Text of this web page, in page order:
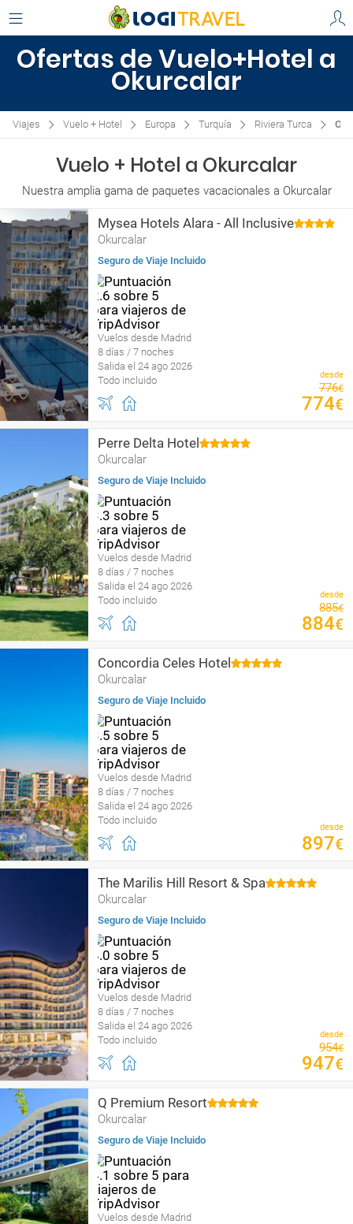
Ofertas de Vuelo+Hotel a
Okurcalar
Viajes Vuelo + Hotel Europa Turquía Riviera Turca
Vuelo + Hotel a Okurcalar
Nuestra amplia gama de paquetes vacacionales a Okurcalar
Mysea Hotels Alara - All Inclusive
Okurcalar
Seguro de Viaje Incluido
Vuelos desde Madrid
8 días / 7 noches
Salida el 24 ago 2026
Todo incluido
desde
776€
774€
Perre Delta Hotel
Okurcalar
Seguro de Viaje Incluido
Vuelos desde Madrid
8 días / 7 noches
Salida el 24 ago 2026
Todo incluido
desde
885€
884€
Concordia Celes Hotel
Okurcalar
Seguro de Viaje Incluido
Vuelos desde Madrid
8 días / 7 noches
Salida el 24 ago 2026
Todo incluido
desde
897€
The Marilis Hill Resort & Spa
Okurcalar
Seguro de Viaje Incluido
Vuelos desde Madrid
8 días / 7 noches
Salida el 24 ago 2026
Todo incluido
desde
954€
947€
Q Premium Resort
Okurcalar
Seguro de Viaje Incluido
Vuelos desde Madrid